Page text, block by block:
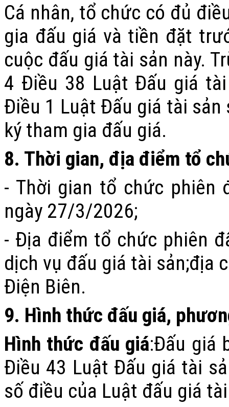
Cá nhân, tổ chức có đủ
gia đấu giá và tiền đặt
cuộc đấu giá tài sản này.
4 Điều 38 Luật Đấu giá
Điều 1 Luật Đấu giá tài sản
ký tham gia đấu giá.
8. Thời gian, địa điểm tổ
- Thời gian tổ chức phiên
ngày 27/3/2026;
- Địa điểm tổ chức phiên
dịch vụ đấu giá tài sản;địa
Điện Biên.
9. Hình thức đấu giá,
Hình thức đấu giá:Đấu giá
Điều 43 Luật Đấu giá tài
số điều của Luật đấu giá